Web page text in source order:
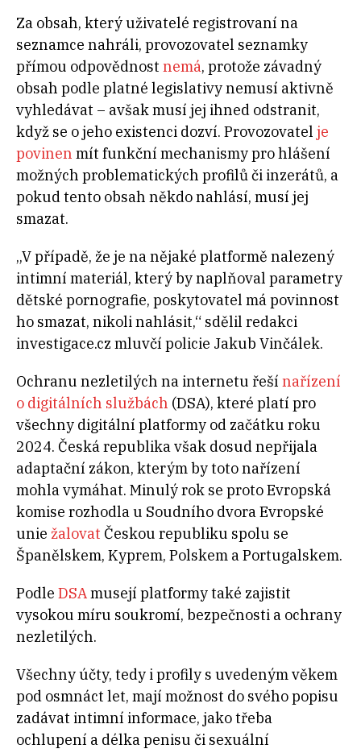
Za obsah, který uživatelé registrovaní na
seznamce nahráli, provozovatel seznamky
přímou odpovědnost nemá, protože závadný
obsah podle platné legislativy nemusí aktivně
vyhledávat – avšak musí jej ihned odstranit,
když se o jeho existenci dozví. Provozovatel je
povinen mít funkční mechanismy pro hlášení
možných problematických profilů či inzerátů, a
pokud tento obsah někdo nahlásí, musí jej
smazat.
„V případě, že je na nějaké platformě nalezený
intimní materiál, který by naplňoval parametry
dětské pornografie, poskytovatel má povinnost
ho smazat, nikoli nahlásit,“ sdělil redakci
investigace.cz mluvčí policie Jakub Vinčálek.
Ochranu nezletilých na internetu řeší nařízení
o digitálních službách (DSA), které platí pro
všechny digitální platformy od začátku roku
2024. Česká republika však dosud nepřijala
adaptační zákon, kterým by toto nařízení
mohla vymáhat. Minulý rok se proto Evropská
komise rozhodla u Soudního dvora Evropské
unie žalovat Českou republiku spolu se
Španělskem, Kyprem, Polskem a Portugalskem.
Podle DSAmusejí platformy také zajistit
vysokou míru soukromí, bezpečnosti a ochrany
nezletilých.
Všechny účty, tedy i profily s uvedeným věkem
pod osmnáct let, mají možnost do svého popisu
zadávat intimní informace, jako třeba
ochlupení a délka penisu či sexuální